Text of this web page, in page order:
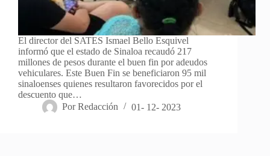
El director del SATES Ismael Bello Esquivel
informó que el estado de Sinaloa recaudó 217
millones de pesos durante el buen fin por adeudos
vehiculares. Este Buen Fin se beneficiaron 95 mil
sinaloenses quienes resultaron favorecidos por el
descuento que…
Por Redacción 01- 12- 2023